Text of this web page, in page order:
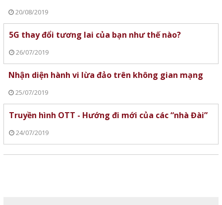
20/08/2019
5G thay đổi tương lai của bạn như thế nào?
26/07/2019
Nhận diện hành vi lừa đảo trên không gian mạng
25/07/2019
Truyền hình OTT - Hướng đi mới của các “nhà Đài”
24/07/2019